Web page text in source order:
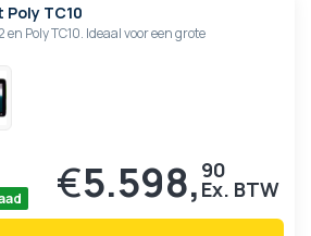
Poly TC10
en Poly TC10. Ideaal voor een grote
€5.598, 90